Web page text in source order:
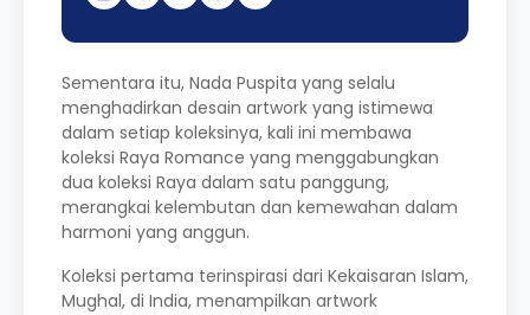
Sementara itu, Nada Puspita yang selalu
menghadirkan desain artwork yang istimewa
dalam setiap koleksinya, kali ini membawa
koleksi Raya Romance yang menggabungkan
dua koleksi Raya dalam satu panggung,
merangkai kelembutan dan kemewahan dalam
harmoni yang anggun.
Koleksi pertama terinspirasi dari Kekaisaran Islam,
Mughal, di India, menampilkan artwork